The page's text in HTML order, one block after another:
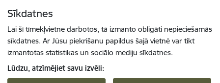
Sīkdatnes
Lai šī tīmekļvietne darbotos, tā izmanto obligāti nepieciešamās
sīkdatnes. Ar Jūsu piekrišanu papildus šajā vietnē var tikt
izmantotas statistikas un sociālo mediju sīkdatnes.
Lūdzu, atzīmējiet savu izvēli: